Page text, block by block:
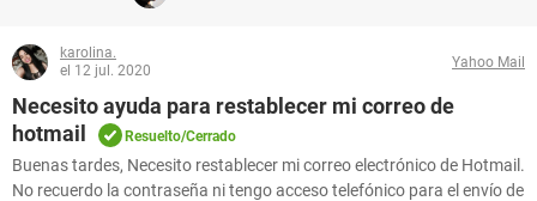
karolina.
el 12 jul. 2020
Yahoo Mail
Necesito ayuda para restablecer mi correo de
hotmail
Resuelto/Cerrado
Buenas tardes, Necesito restablecer mi correo electrónico de Hotmail.
No recuerdo la contraseña ni tengo acceso telefónico para el envío de